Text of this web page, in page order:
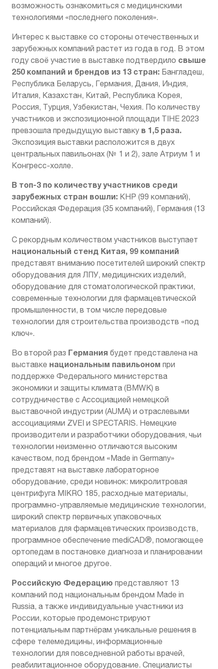
возможность ознакомиться с медицинскими
технологиями «последнего поколения».
Интерес к выставке со стороны отечественных и
зарубежных компаний растет из года в год. В этом
году своё участие в выставке подтвердило свыше
250 компаний и брендов из 13 стран: Бангладеш,
Республика Беларусь, Германия, Дания, Индия,
Италия, Казахстан, Китай, Республика Корея,
Россия, Турция, Узбекистан, Чехия. По количеству
участников и экспозиционной площади TIHE 2023
превзошла предыдущую выставку в 1,5 раза.
Экспозиция выставки расположится в двух
центральных павильонах (№ 1 и 2), зале Атриум 1 и
Конгресс-холле.
В топ-3 по количеству участников среди
зарубежных стран вошли: КНР (99 компаний),
Российская Федерация (35 компаний), Германия (13
компаний).
С рекордным количеством участников выступает
национальный стенд Китая, 99 компаний
представят вниманию посетителей широкий спектр
оборудования для ЛПУ, медицинских изделий,
оборудование для стоматологической практики,
современные технологии для фармацевтической
промышленности, в том числе передовые
технологии для строительства производств «под
ключ».
Во второй раз Германия будет представлена на
выставке национальным павильоном при
поддержке Федерального министерства
экономики и защиты климата (BMWK) в
сотрудничестве с Ассоциацией немецкой
выставочной индустрии (AUMA) и отраслевыми
ассоциациями ZVEI и SPECTARIS. Немецкие
производители и разработчики оборудования, чьи
технологии неизменно отличаются высоким
качеством, под брендом «Made in Germany»
представят на выставке лабораторное
оборудование, среди новинок: микролитровая
центрифуга MIKRO 185, расходные материалы,
программно-управляемые медицинские технологии,
широкий спектр первичных упаковочных
материалов для фармацевтических производств,
программное обеспечение mediCAD®, помогающее
ортопедам в постановке диагноза и планировании
операций и многое другое.
Российскую Федерацию представляют 13
компаний под национальным брендом Made in
Russia, а также индивидуальные участники из
России, которые продемонстрируют
потенциальным партнёрам уникальные решения в
сфере телемедицины, информационные
технологии для повседневной работы врачей,
реабилитационное оборудование. Специалисты